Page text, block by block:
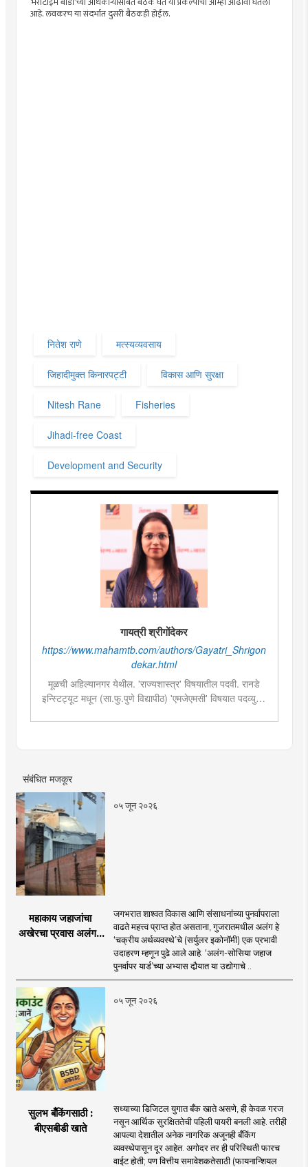
आहे. लवकरच या संदर्भात दुसरी बैठकही होईल.
नितेश राणे मत्स्यव्यवसाय
जिहादीमुक्त किनारपट्टी विकास आणि सुरक्षा
Nitesh Rane Fisheries
Jihadi-free Coast
Development and Security
गायत्री श्रीगोंदेकर
https://www.mahamtb.com/authors/Gayatri_Shrigon
dekar.html
मूळची अहिल्यानगर येथील. 'राज्यशास्त्र' विषयातील पदवी. रानडे
इन्स्टिट्यूट मधून (सा.फु.पुणे विद्यापीठ) 'एमजेएमसी' विषयात पदव्युत्तर
पदावर रुजू. सद्यस्थितीत 'इन्फ्रास्ट्रक्चर आणि डेव्हलपमेंट' विशेष
संबंधित मजकूर
०५ जून २०२६
महाकाय जहाजांचा
अखेरचा प्रवास अलंगचे
जगभरात शाश्वत विकास आणि संसाधनांच्या पुनर्वापराला
वाढते महत्त्व प्राप्त होत असताना, गुजरातमधील अलंग हे
‘चक्रीय अर्थव्यवस्थे’चे (सर्युलर इकोनॉमी) एक प्रभावी
उदाहरण म्हणून पुढे आले आहे. ‘अलंग-सोसिया जहाज
पुनर्वापर यार्ड’च्या अभ्यास दौर्‍यात या उद्योगाचे ..
०५ जून २०२६
सुलभ बँकिंगसाठी :
बीएसबीडी खाते
सध्याच्या डिजिटल युगात बँक खाते असणे, ही केवळ गरज
नसून आर्थिक सुरक्षिततेची पहिली पायरी बनली आहे. तरीही
आपल्या देशातील अनेक नागरिक अजूनही बँकिंग
व्यवस्थेपासून दूर आहेत. अगोदर तर ही परिस्थिती फारच
वाईट होती; पण वित्तीय समावेशकतेसाठी (फायनान्शियल